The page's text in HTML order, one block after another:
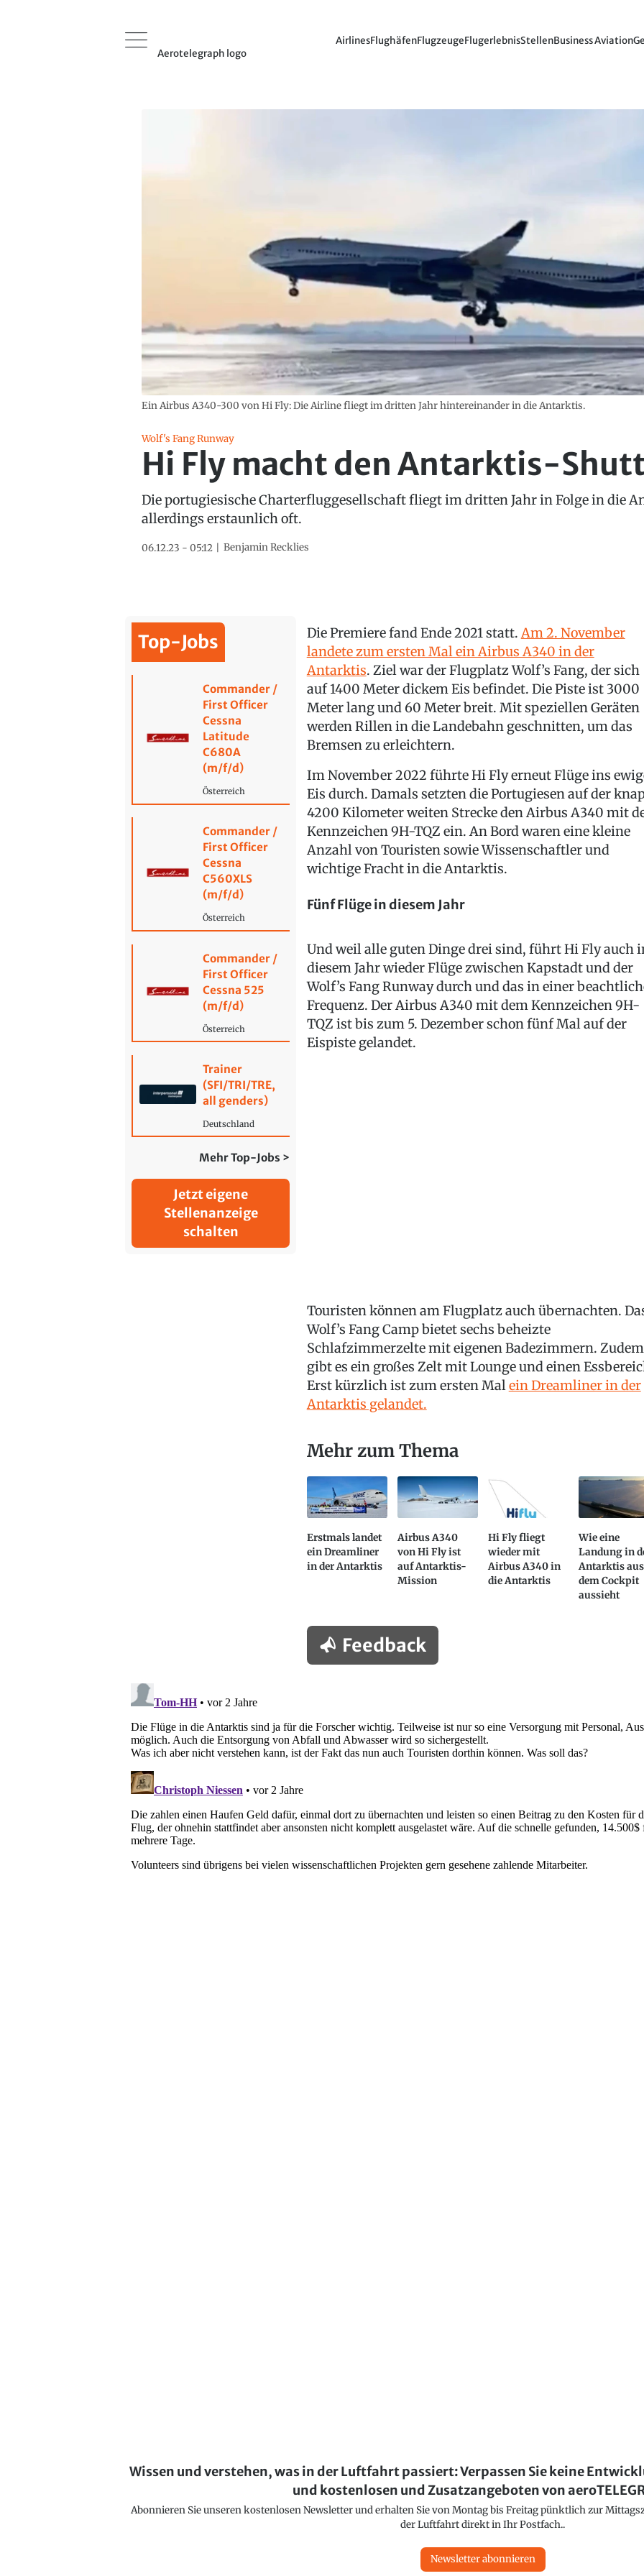
Aerotelegraph logo
AirlinesFlughäfenFlugzeugeFlugerlebnisStellenBusiness Aviation
Ein Airbus A340-300 von Hi Fly: Die Airline fliegt im dritten Jahr hintereinander in die Antarktis.
Wolf's Fang Runway
Hi Fly macht den Antarktis-
Die portugiesische Charterfluggesellschaft fliegt im dritten Jahr in Folge in die
allerdings erstaunlich oft.
06.12.23 - 05:12 Benjamin Recklies
Top-Jobs
Commander /
First Officer
Cessna
Latitude
C680A
(m/f/d)
Österreich
Commander /
First Officer
Cessna
C560XLS
(m/f/d)
Österreich
Commander /
First Officer
Cessna 525
(m/f/d)
Österreich
Trainer
(SFI/TRI/TRE,
all genders)
Deutschland
Mehr Top-Jobs >
Jetzt eigene
Stellenanzeige
schalten
Die Premiere fand Ende 2021 statt.Am 2. November
landete zum ersten Mal ein Airbus A340 in der
Antarktis. Ziel war der Flugplatz Wolf’s Fang, der sich
auf 1400 Meter dickem Eis befindet. Die Piste ist 3000
Meter lang und 60 Meter breit. Mit speziellen Geräten
werden Rillen in die Landebahn geschnitten, um das
Bremsen zu erleichtern.
Im November 2022 führte Hi Fly erneut Flüge ins
Eis durch. Damals setzten die Portugiesen auf der
4200 Kilometer weiten Strecke den Airbus A340 mit
Kennzeichen 9H-TQZ ein. An Bord waren eine kleine
Anzahl von Touristen sowie Wissenschaftler und
wichtige Fracht in die Antarktis.
Fünf Flüge in diesem Jahr
Und weil alle guten Dinge drei sind, führt Hi Fly auch
diesem Jahr wieder Flüge zwischen Kapstadt und der
Wolf’s Fang Runway durch und das in einer
Frequenz. Der Airbus A340 mit dem Kennzeichen 9H-
TQZ ist bis zum 5. Dezember schon fünf Mal auf der
Eispiste gelandet.
Touristen können am Flugplatz auch übernachten.
Wolf’s Fang Camp bietet sechs beheizte
Schlafzimmerzelte mit eigenen Badezimmern. Zudem
gibt es ein großes Zelt mit Lounge und einen
Erst kürzlich ist zum ersten Malein Dreamliner in der
Antarktis gelandet.
Mehr zum Thema
Erstmals landet
ein Dreamliner
in der Antarktis
Airbus A340
von Hi Fly ist
auf Antarktis-
Mission
Hi Fly fliegt
wieder mit
Airbus A340 in
die Antarktis
Wie eine
Landung in
Antarktis aus
dem Cockpit
aussieht
Feedback
Wissen und verstehen, was in der Luftfahrt passiert: Verpassen Sie keine
und kostenlosen und Zusatzangeboten von
Abonnieren Sie unseren kostenlosen Newsletter und erhalten Sie von Montag bis Freitag pünktlich zur
der Luftfahrt direkt in Ihr Postfach..
Newsletter abonnieren